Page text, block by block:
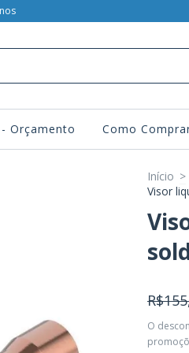
Orçamento Como
Início >
Visor
O